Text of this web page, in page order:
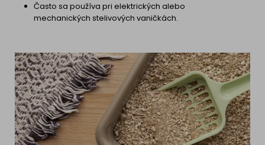
Často sa používa pri elektrických alebo
mechanických stelivových vaničkách.